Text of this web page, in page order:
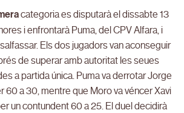
categoria es disputarà el dissabte 13
i enfrontarà Puma, del CPV Alfara, i
Els dos jugadors van aconseguir
de superar amb autoritat les seues
a partida única. Puma va derrotar Jorge
60 a 30, mentre que Moro va véncer Xavi
un contundent 60 a 25. El duel decidirà